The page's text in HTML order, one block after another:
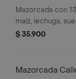
Mazorcada con
maíz, lechuga,
costeño, salsa
$ 35.900
Mazorcada